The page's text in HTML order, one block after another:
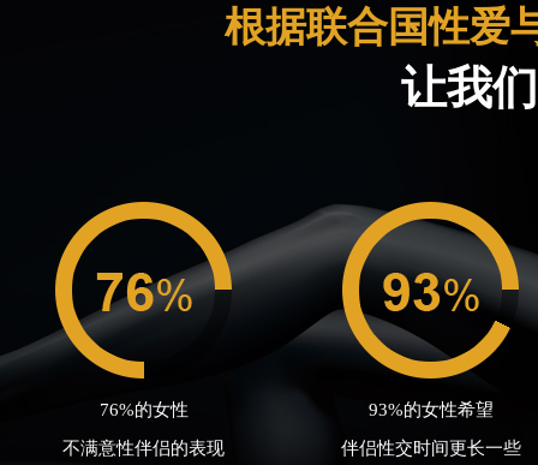
根据联合国性爱
让我
76%的女性
不满意性伴侣的表现
93%的女性希望
伴侣性交时间更长一些